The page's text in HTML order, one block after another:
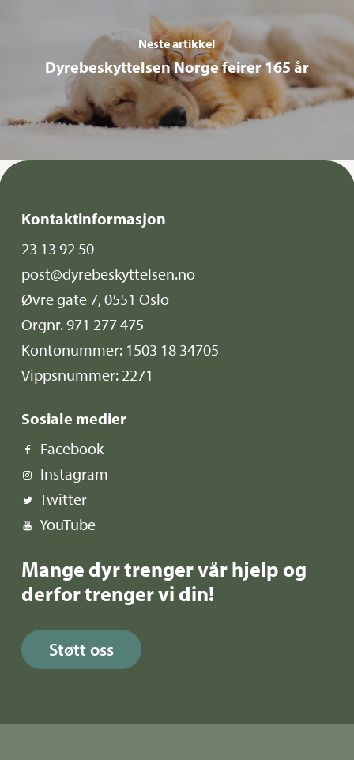
Neste artikkel
Dyrebeskyttelsen Norge feirer 165 år
Kontaktinformasjon
23 13 92 50
post@dyrebeskyttelsen.no
Øvre gate 7, 0551 Oslo
Orgnr. 971 277 475
Kontonummer: 1503 18 34705
Vippsnummer: 2271
Sosiale medier
Facebook
Instagram
Twitter
YouTube
Mange dyr trenger vår hjelp og
derfor trenger vi din!
Støtt oss